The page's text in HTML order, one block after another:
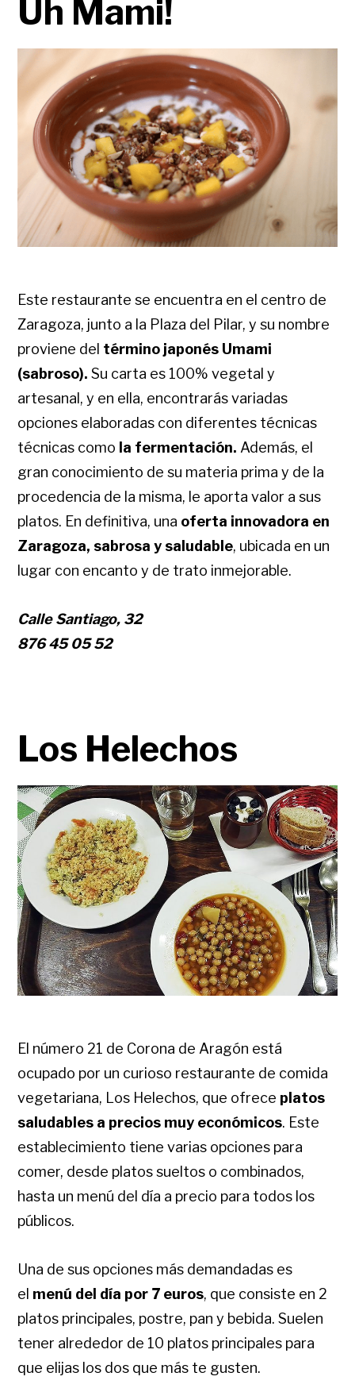
Uh Mami!
Este restaurante se encuentra en el centro de
Zaragoza, junto a la Plaza del Pilar, y su nombre
proviene del término japonés Umami
(sabroso).Su carta es 100% vegetal y
artesanal, y en ella, encontrarás variadas
opciones elaboradas con diferentes técnicas
técnicas como la fermentación. Además, el
gran conocimiento de su materia prima y de la
procedencia de la misma, le aporta valor a sus
platos. En definitiva, una oferta innovadora en
Zaragoza, sabrosa y saludable, ubicada en un
lugar con encanto y de trato inmejorable.
Calle Santiago, 32
876 45 05 52
Los Helechos
El número 21 de Corona de Aragón está
ocupado por un curioso restaurante de comida
vegetariana, Los Helechos, que ofrece platos
saludables a precios muy económicos. Este
establecimiento tiene varias opciones para
comer, desde platos sueltos o combinados,
hasta un menú del día a precio para todos los
públicos.
Una de sus opciones más demandadas es
el menú del día por 7 euros, que consiste en 2
platos principales, postre, pan y bebida. Suelen
tener alrededor de 10 platos principales para
que elijas los dos que más te gusten.